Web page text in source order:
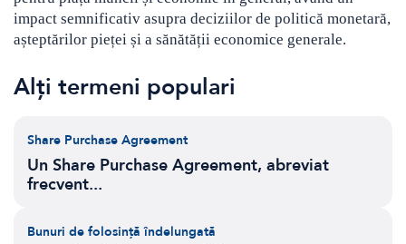
impact semnificativ asupra deciziilor de politică monetară,
așteptărilor pieței și a sănătății economice generale.
Alți termeni populari
Share Purchase Agreement
Un Share Purchase Agreement, abreviat
frecvent...
Bunuri de folosință îndelungată